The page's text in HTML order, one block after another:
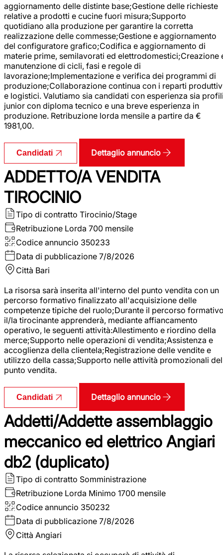
aggiornamento delle distinte base;Gestione delle richieste
relative a prodotti e cucine fuori misura;Supporto
quotidiano alla produzione per garantire la corretta
realizzazione delle commesse;Gestione e aggiornamento
del configuratore grafico;Codifica e aggiornamento di
materie prime, semilavorati ed elettrodomestici;Creazione
manutenzione di cicli, fasi e regole di
lavorazione;Implementazione e verifica dei programmi di
produzione;Collaborazione continua con i reparti
e logistici. Valutiamo sia candidati con esperienza sia
junior con diploma tecnico e una breve esperienza in
produzione. Retribuzione lorda mensile a partire da €
1981,00.
Candidati Dettaglio annuncio
ADDETTO/A VENDITA
TIROCINIO
Tipo di contratto Tirocinio/Stage
Retribuzione Lorda 700 mensile
Codice annuncio 350233
Data di pubblicazione 7/8/2026
Città Bari
La risorsa sarà inserita all'interno del punto vendita con un
percorso formativo finalizzato all'acquisizione delle
competenze tipiche del ruolo;Durante il percorso
il/la tirocinante apprenderà, mediante affiancamento
operativo, le seguenti attività:Allestimento e riordino della
merce;Supporto nelle operazioni di vendita;Assistenza e
accoglienza della clientela;Registrazione delle vendite e
utilizzo della cassa;Supporto nelle attività promozionali del
punto vendita.
Candidati Dettaglio annuncio
Addetti/Addette assemblaggio
meccanico ed elettrico Angiari
db2 (duplicato)
Tipo di contratto Somministrazione
Retribuzione Lorda Minimo 1700 mensile
Codice annuncio 350232
Data di pubblicazione 7/8/2026
Città Angiari